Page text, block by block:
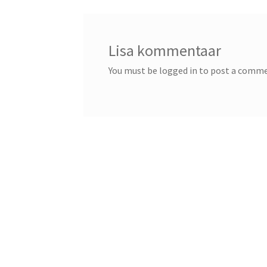
Lisa kommentaar
You must be logged in to post a